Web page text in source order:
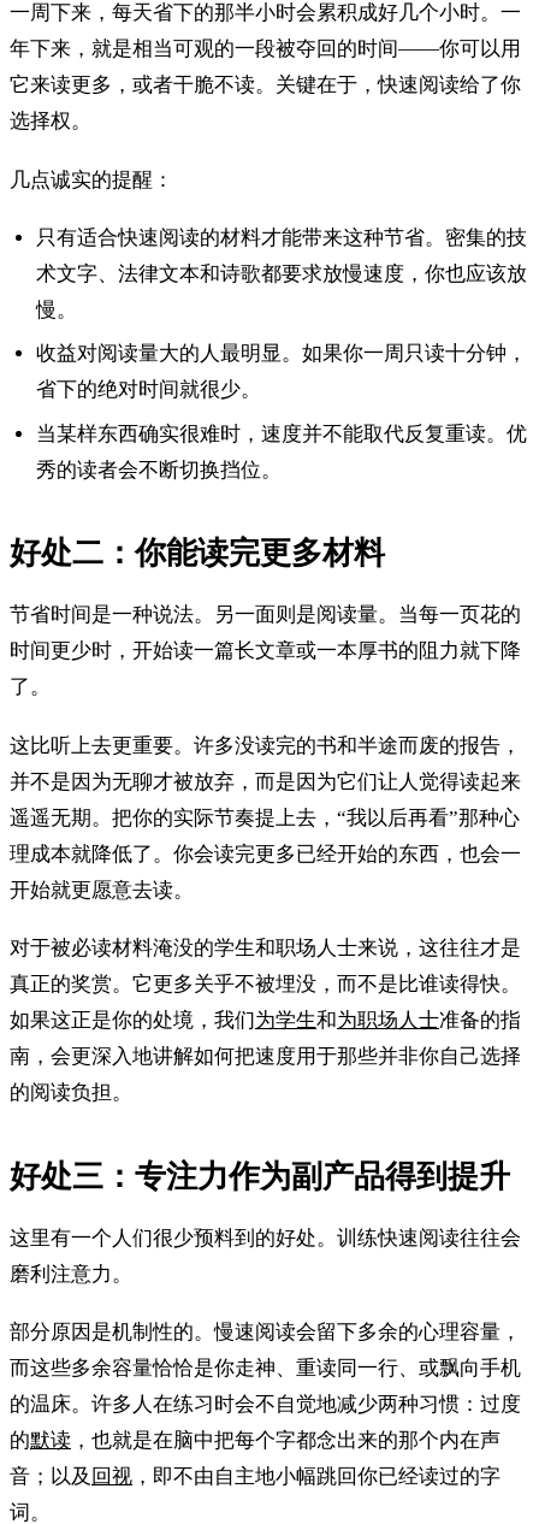
一周下来，每天省下的那半小时会累积成好几个小时。一
年下来，就是相当可观的一段被夺回的时间——你可以用
它来读更多，或者干脆不读。关键在于，快速阅读给了你
选择权。
几点诚实的提醒：
只有适合快速阅读的材料才能带来这种节省。密集的技
术文字、法律文本和诗歌都要求放慢速度，你也应该放
慢。
收益对阅读量大的人最明显。如果你一周只读十分钟，
省下的绝对时间就很少。
当某样东西确实很难时，速度并不能取代反复重读。优
秀的读者会不断切换挡位。
好处二：你能读完更多材料
节省时间是一种说法。另一面则是阅读量。当每一页花的
时间更少时，开始读一篇长文章或一本厚书的阻力就下降
了。
这比听上去更重要。许多没读完的书和半途而废的报告，
并不是因为无聊才被放弃，而是因为它们让人觉得读起来
遥遥无期。把你的实际节奏提上去，“我以后再看”那种心
理成本就降低了。你会读完更多已经开始的东西，也会一
开始就更愿意去读。
对于被必读材料淹没的学生和职场人士来说，这往往才是
真正的奖赏。它更多关乎不被埋没，而不是比谁读得快。
如果这正是你的处境，我们 为学生和为职场人士准备的指
南，会更深入地讲解如何把速度用于那些并非你自己选择
的阅读负担。
好处三：专注力作为副产品得到提升
这里有一个人们很少预料到的好处。训练快速阅读往往会
磨利注意力。
部分原因是机制性的。慢速阅读会留下多余的心理容量，
而这些多余容量恰恰是你走神、重读同一行、或飘向手机
的温床。许多人在练习时会不自觉地减少两种习惯：过度
的默读 ，也就是在脑中把每个字都念出来的那个内在声
音；以及 回视 ，即不由自主地小幅跳回你已经读过的字
词。